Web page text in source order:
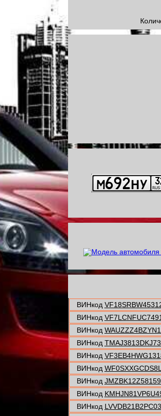
ВИНкод
ВИНкод
ВИНкод
ВИНкод
ВИНкод
ВИНкод
ВИНкод
ВИНкод
ВИНкод